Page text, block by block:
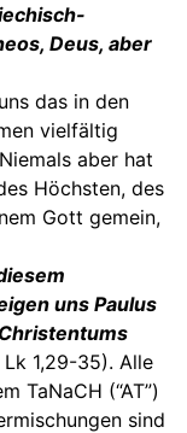
Deus, aber
das in den
vielfältig
aber hat
Höchsten, des
Gott gemein,
uns Paulus
1,29-35). Alle
TaNaCH (“AT”)
sind